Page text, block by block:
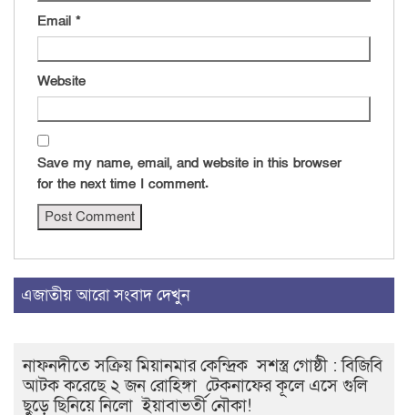
Email *
Website
Save my name, email, and website in this browser
for the next time I comment.
এজাতীয় আরো সংবাদ দেখুন
নাফনদীতে সক্রিয় মিয়ানমার কেন্দ্রিক সশস্ত্র গোষ্ঠী : বিজিবি
আটক করেছে ২ জন রোহিঙ্গা টেকনাফের কূলে এসে গুলি
ছুড়ে ছিনিয়ে নিলো ইয়াবাভর্তী নৌকা!